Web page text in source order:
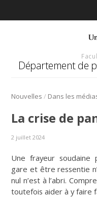
Département de
Nouvelles / Dans les
La crise de
2 juillet 2024
Une frayeur
gare et être ressentie
nul n’est à l’abri.
toutefois aider à y faire